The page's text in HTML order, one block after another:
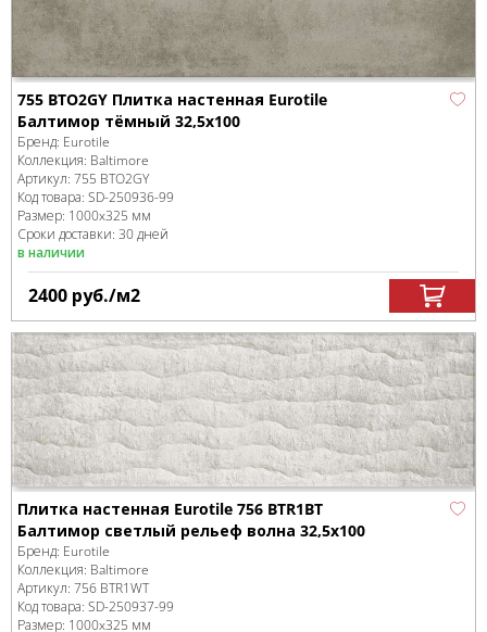
755 BTO2GY Плитка настенная Eurotile
Балтимор тёмный 32,5x100
Бренд: Eurotile
Коллекция: Baltimore
Артикул: 755 BTO2GY
Код товара: SD-250936-99
Размер: 1000x325 мм
Сроки доставки: 30 дней
в наличии
2400 руб./м2
Плитка настенная Eurotile 756 BTR1BT
Балтимор светлый рельеф волна 32,5x100
Бренд: Eurotile
Коллекция: Baltimore
Артикул: 756 BTR1WT
Код товара: SD-250937-99
Размер: 1000x325 мм